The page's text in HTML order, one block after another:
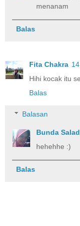
menanam
Balas
Fita Chakra
Hihi kocak itu
Balas
Balasan
Bunda
hehehhe :)
Balas